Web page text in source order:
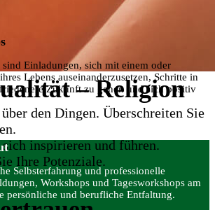
– Religion
über den Dingen. Überschreiten Sie
sich inspirieren und führen.
Ihre Potenziale.
sind Einladungen, sich mit einem oder
Lebens auseinanderzusetzen, Schritte in
Zukunft zu gehen und sich positiv
Selbsterfahrung und professionelle
Workshops und Tagesworkshops am
persönliche und berufliche Entfaltung.